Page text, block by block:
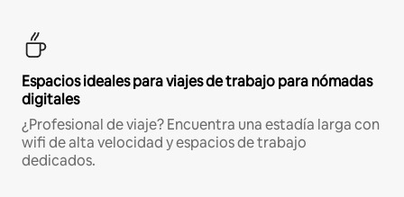
Espacios ideales para viajes de trabajo para nómadas
digitales
¿Profesional de viaje? Encuentra una estadía larga con
wifi de alta velocidad y espacios de trabajo
dedicados.